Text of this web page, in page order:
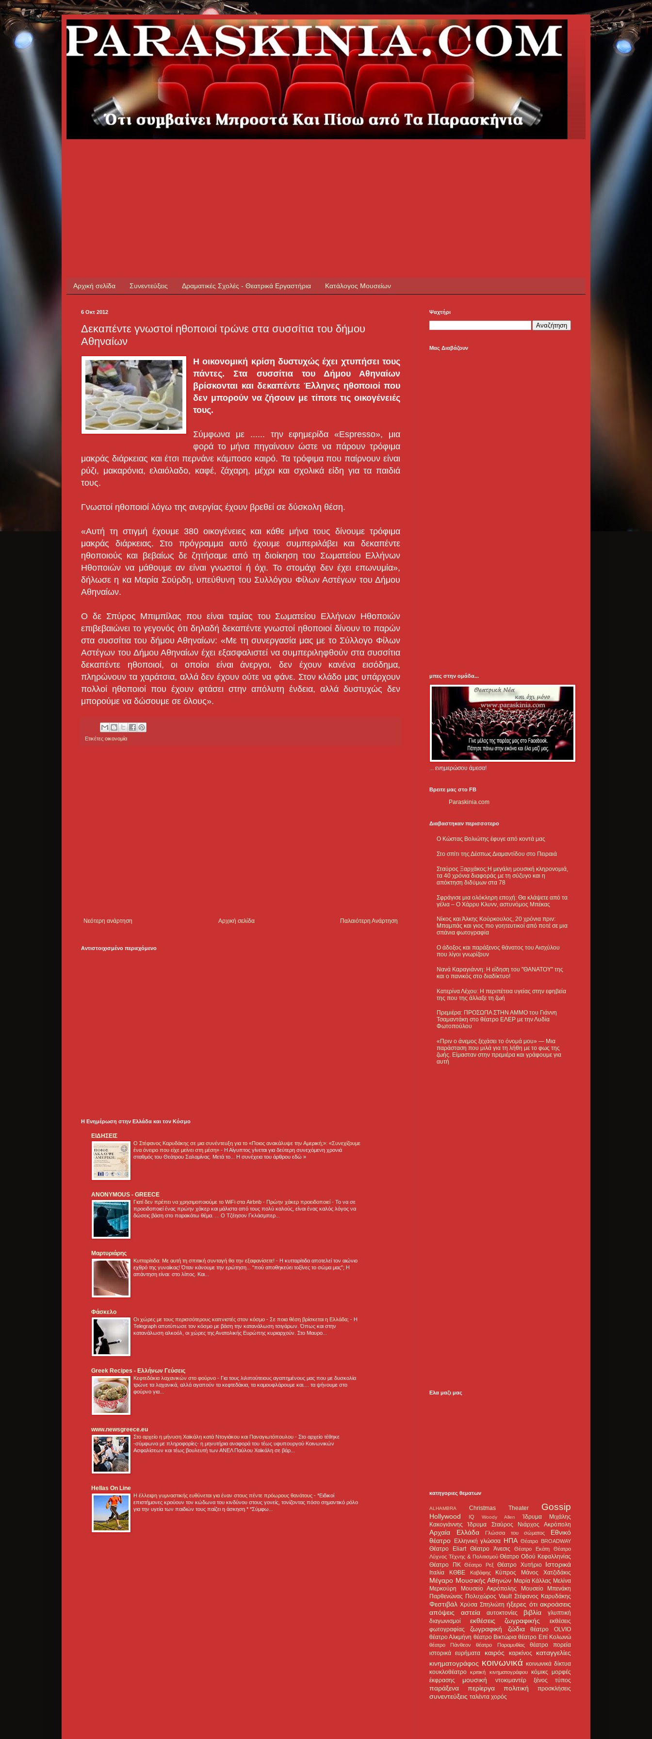
Αρχική σελίδα Συνεντεύξεις Δραματικές Σχολές - Θεατρικά Εργαστήρια Κατάλογος Μουσείων
6 Οκτ 2012
Δεκαπέντε γνωστοί ηθοποιοί τρώνε στα συσσίτια του δήμου
Αθηναίων
Η οικονομική κρίση δυστυχώς έχει χτυπήσει τους
πάντες. Στα συσσίτια του Δήμου Αθηναίων
βρίσκονται και δεκαπέντε Έλληνες ηθοποιοί που
δεν μπορούν να ζήσουν με τίποτε τις οικογένειές
τους.
Σύμφωνα με ...... την εφημερίδα «Espresso», μια
φορά το μήνα πηγαίνουν ώστε να πάρουν τρόφιμα
μακράς διάρκειας και έτσι περνάνε κάμποσο καιρό. Τα τρόφιμα που παίρνουν είναι
ρύζι, μακαρόνια, ελαιόλαδο, καφέ, ζάχαρη, μέχρι και σχολικά είδη για τα παιδιά
τους.
Γνωστοί ηθοποιοί λόγω της ανεργίας έχουν βρεθεί σε δύσκολη θέση.
«Αυτή τη στιγμή έχουμε 380 οικογένειες και κάθε μήνα τους δίνουμε τρόφιμα
μακράς διάρκειας. Στο πρόγραμμα αυτό έχουμε συμπεριλάβει και δεκαπέντε
ηθοποιούς και βεβαίως δε ζητήσαμε από τη διοίκηση του Σωματείου Ελλήνων
Ηθοποιών να μάθουμε αν είναι γνωστοί ή όχι. Το στομάχι δεν έχει επωνυμία»,
δήλωσε η κα Μαρία Σούρδη, υπεύθυνη του Συλλόγου Φίλων Αστέγων του Δήμου
Αθηναίων.
Ο δε Σπύρος Μπιμπίλας που είναι ταμίας του Σωματείου Ελλήνων Ηθοποιών
επιβεβαιώνει το γεγονός ότι δηλαδή δεκαπέντε γνωστοί ηθοποιοί δίνουν το παρών
στα συσσίτια του δήμου Αθηναίων: «Με τη συνεργασία μας με το Σύλλογο Φίλων
Αστέγων του Δήμου Αθηναίων έχει εξασφαλιστεί να συμπεριληφθούν στα συσσίτια
δεκαπέντε ηθοποιοί, οι οποίοι είναι άνεργοι, δεν έχουν κανένα εισόδημα,
πληρώνουν τα χαράτσια, αλλά δεν έχουν ούτε να φάνε. Στον κλάδο μας υπάρχουν
πολλοί ηθοποιοί που έχουν φτάσει στην απόλυτη ένδεια, αλλά δυστυχώς δεν
μπορούμε να δώσουμε σε όλους».
Ετικέτες οικονομία
Νεότερη ανάρτηση Παλαιότερη Ανάρτηση
Αρχική σελίδα
Αντιστοιχισμένο περιεχόμενο
Η Ενημέρωση στην Ελλάδα και τoν Κόσμο
ΕΙΔΗΣΕΙΣ
Ο Στέφανος Καρυδάκης σε μια συνέντευξη για το «Ποιος ανακάλυψε την Αμερική;»: «Συνεχίζουμε
ένα όνειρο που είχε μείνει στη μέση» - Η Αίγυπτος γίνεται για δεύτερη συνεχόμενη χρονιά
σταθμός του Θεάτρου Σαλαμίνας. Μετά το... Η συνέχεια του άρθρου εδώ »
ANONYMOUS - GREECE
Γιατί δεν πρέπει να χρησιμοποιούμε το WiFi στα Airbnb - Πρώην χάκερ προειδοποιεί- Το να σε
προειδοποιεί ένας πρώην χάκερ και μάλιστα από τους πολύ καλούς, είναι ένας καλός λόγος να
δώσεις βάση στο παρακάτω θέμα. ... Ο Τζέησον Γκλάσμπερ...
Μαρτυριάρης
Κυτταρίτιδα: Με αυτή τη σπιτική συνταγή θα την εξαφανίσετε! - H κυτταρίτιδα αποτελεί τον αιώνιο
εχθρό της γυναίκας! Όταν κάνουμε την ερώτηση... “πού αποθηκεύει τοξίνες το σώμα μας”; Η
απάντηση είναι: στο λίπος. Και...
Φάσκελο
Οι χώρες με τους περισσότερους καπνιστές στον κόσμο - Σε ποια θέση βρίσκεται η Ελλάδα; - Η
Telegraph αποτύπωσε τον κόσμο με βάση την κατανάλωση τσιγάρων. Όπως και στην
κατανάλωση αλκοόλ, οι χώρες της Ανατολικής Ευρώπης κυριαρχούν. Στο Μαυρο...
Greek Recipes - Ελλήνων Γεύσεις
Κεφτεδάκια λαχανικών στο φούρνο - Για τους λιλιπούτειους αγαπημένους μας που με δυσκολία
τρώνε τα λαχανικά, αλλά αγαπούν τα κεφτεδάκια, τα καμουφλάρουμε και.... τα ψήνουμε στο
φούρνο για...
www.newsgreece.eu
Στο αρχείο η μήνυση Χαϊκάλη κατά Ντογιάκου και Παναγιωτόπουλου - Στο αρχείο τέθηκε
-σύμφωνα με πληροφορίες- η μηνυτήρια αναφορά του τέως υφυπουργού Κοινωνικών
Ασφαλίσεων και τέως βουλευτή των ΑΝΕΛ Παύλου Χαϊκάλη σε βάρ...
Hellas On Line
Η έλλειψη γυμναστικής ευθύνεται για έναν στους πέντε πρόωρους θανάτους - *Ειδικοί
επιστήμονες κρούουν τον κώδωνα του κινδύνου στους γονείς, τονίζοντας πόσο σημαντικό ρόλο
για την υγεία των παιδιών τους παίζει η άσκηση.* *Σύμφω...
Ψαχτήρι
Μας Διαβάζουν
μπες στην ομάδα...
... ενημερώσου άμεσα!
Βρειτε μας στο FB
Paraskinia.com
Διαβαστηκαν περισσοτερο
Ο Κώστας Βολιώτης έφυγε από κοντά μας
Στο σπίτι της Δέσπως Διαμαντίδου στο Πειραιά
Σταύρος Ξαρχάκος:Η μεγάλη μουσική κληρονομιά,
τα 40 χρόνια διαφοράς με τη σύζυγο και η
απόκτηση διδύμων στα 78
Σφράγισε μια ολόκληρη εποχή: Θα κλάψετε από τα
γέλια – Ο Χάρρυ Κλυνν, αστυνόμος Μπέκας
Νίκος και Άλκης Κούρκουλος, 20 χρόνια πριν:
Μπαμπάς και γιος πιο γοητευτικοί από ποτέ σε μια
σπάνια φωτογραφία
Ο άδοξος και παράξενος θάνατος του Αισχύλου
που λίγοι γνωρίζουν
Νανά Καραγιάννη: Η είδηση του "ΘΑΝΑΤΟΥ" της
και ο πανικός στο διαδίκτυο!
Κατερίνα Λέχου: Η περιπέτεια υγείας στην εφηβεία
της που της άλλαξε τη ζωή
Πρεμιέρα: ΠΡΟΣΩΠΑ ΣΤΗΝ ΑΜΜΟ του Γιάννη
Τσαμαντάκη στο θέατρο ΕΛΕΡ με την Λυδία
Φωτοπούλου
«Πριν ο άνεμος ξεχάσει το όνομά μου» — Μια
παράσταση που μιλά για τη λήθη με το φως της
ζωής. Είμασταν στην πρεμιέρα και γράφουμε για
αυτή
Ελα μαζι μας
κατηγοριες θεματων
ALHAMBRA Christmas Theater Gossip
Hollywood IQ Woody Allen
Ίδρυμα Μιχάλης
Κακογιάννης
Ίδρυμα Σταύρος Νιάρχος Ακρόπολη
Αρχαία Ελλάδα Γλώσσα του σώματος
Εθνικό
θέατρο Ελληνική γλώσσα ΗΠΑ Θέατρο BROADWAY
Θέατρο Eliart Θέατρο Άνεσις Θέατρο Εκάτη
Θέατρο
Λύχνος Τέχνης & Πολιτισμού Θέατρο Οδού Κεφαλληνίας
Θέατρο ΠΚ
Θέατρο Ρεξ Θέατρο Χυτήριο Ιστορικά
Ιταλία ΚΘΒΕ Καβάφης Κύπρος Μάνος Χατζιδάκις
Μέγαρο Μουσικής Αθηνών Μαρία Κάλλας Μελίνα
Μερκούρη
Μουσείο Ακρόπολης
Μουσείο Μπενάκη
Παρθενώνας Πολυχώρος Vault Στέφανος Καρυδάκης
Φεστιβάλ Χρύσα Σπηλιώτη ήξερες ότι ακροάσεις
απόψεις
αστεία αυτοκτονίες βιβλία
γλυπτική
διαγωνισμοί
εκθέσεις ζωγραφικής
εκθέσεις
φωτογραφίας
ζωγραφική ζώδια
θέατρο OLVIO
θέατρο Αλκμήνη θέατρο Βικτώρια θέατρο Επί Κολωνώ
θέατρο Πάνθεον θέατρο Παραμυθίας
θέατρο πορεία
ιστορικά ευρήματα
καιρός καρκίνος
καταγγελίες
κινηματογράφος κοινωνικά κοινωνικά δίκτυα
κουκλοθέατρο
κριτική κινηματογράφου κόμικς μορφές
έκφρασης
μουσική ντοκιμαντέρ ξένος τύπος
παράξενα περίεργα πολιτική προσκλήσεις
συνεντεύξεις ταλέντα χορός